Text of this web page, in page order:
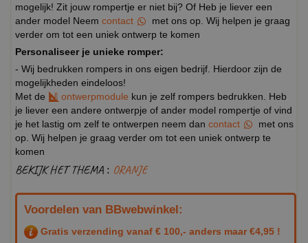
mogelijk! Zit jouw rompertje er niet bij? Of Heb je liever een
ander model Neem contact
met ons op. Wij helpen je graag
verder om tot een uniek ontwerp te komen
Personaliseer je unieke romper:
- Wij bedrukken rompers in ons eigen bedrijf. Hierdoor zijn de
mogelijkheden eindeloos!
Met de
ontwerpmodule kun je zelf rompers bedrukken. Heb
je liever een andere ontwerpje of ander model rompertje of vind
je het lastig om zelf te ontwerpen neem dan contact
met ons
op. Wij helpen je graag verder om tot een uniek ontwerp te
komen
BEKIJK HET THEMA : ORANJE
Voordelen van BBwebwinkel:
Gratis verzending vanaf € 100,- anders maar €4,95 !